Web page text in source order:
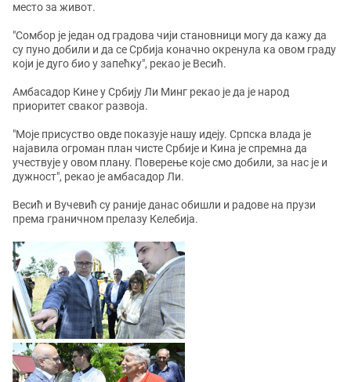
место за живот.
"Сомбор је један од градова чији становници могу да кажу да
су пуно добили и да се Србија коначно окренула ка овом граду
који је дуго био у запећку", рекао је Весић.
Амбасадор Кине у Србију Ли Минг рекао је да је народ
приоритет сваког развоја.
"Моје присуство овде показује нашу идеју. Српска влада је
најавила огроман план чисте Србије и Кина је спремна да
учествује у овом плану. Поверење које смо добили, за нас је и
дужност", рекао је амбасадор Ли.
Весић и Вучевић су раније данас обишли и радове на прузи
према граничном прелазу Келебија.